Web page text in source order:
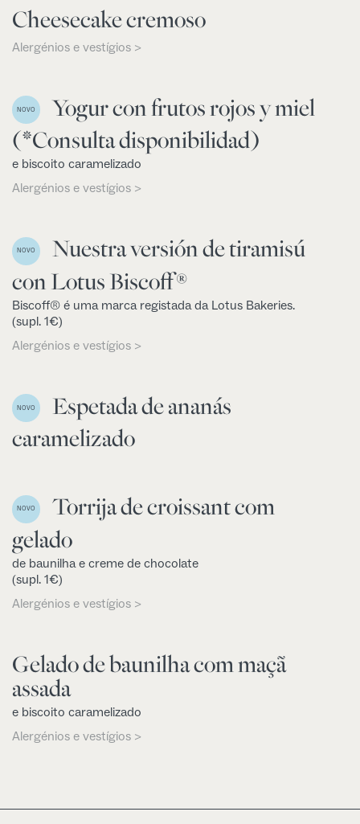
Cheesecake cremoso
Alergénios e vestígios >
NOVO
Yogur con frutos rojos y miel
(*Consulta disponibilidad)
e biscoito caramelizado
Alergénios e vestígios >
NOVO
Nuestra versión de tiramisú
con Lotus Biscoff®
Biscoff® é uma marca registada da Lotus Bakeries.
(supl. 1€)
Alergénios e vestígios >
NOVO
Espetada de ananás
caramelizado
NOVO
Torrija de croissant com
gelado
de baunilha e creme de chocolate
(supl. 1€)
Alergénios e vestígios >
Gelado de baunilha com maçã
assada
e biscoito caramelizado
Alergénios e vestígios >